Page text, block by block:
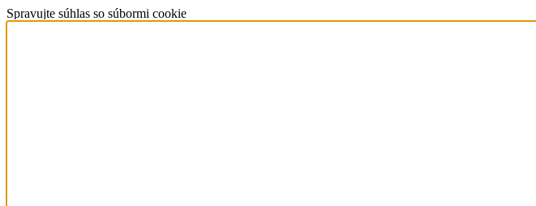
Spravujte súhlas so súbormi cookie